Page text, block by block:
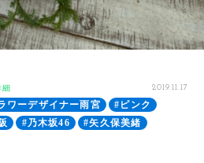
細 2019.11.17
ワーデザイナー雨宮
#ピンク
#乃木坂46
#矢久保美緒